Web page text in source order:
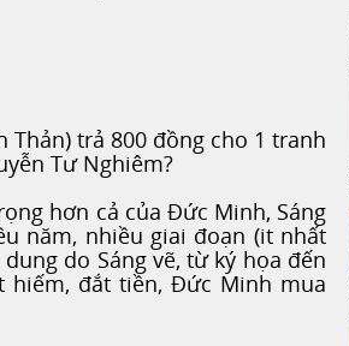
trả 800 đồng cho 1 tranh
Tư Nghiêm?
hơn cả của Đức Minh, Sáng
năm, nhiều giai đoạn (it nhất
do Sáng vẽ, từ ký họa đến
hiếm, đắt tiền, Đức Minh mua